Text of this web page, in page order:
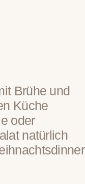
Brühe und
Küche
oder
natürlich